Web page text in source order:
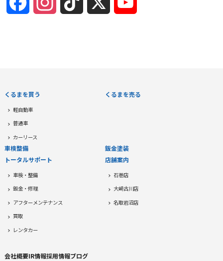
FacebookInstagramTikTok
くるまを買う
軽自動車
普通車
カーリース
くるまを売る
車検整備
鈑金塗装
トータルサポート
車検・整備
鈑金・修理
アフターメンテナンス
買取
レンタカー
店舗案内
石巻店
大崎古川店
名取岩沼店
会社概要IR情報採用情報ブログ